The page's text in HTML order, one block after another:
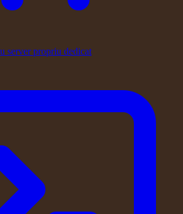
server propriu dedicat